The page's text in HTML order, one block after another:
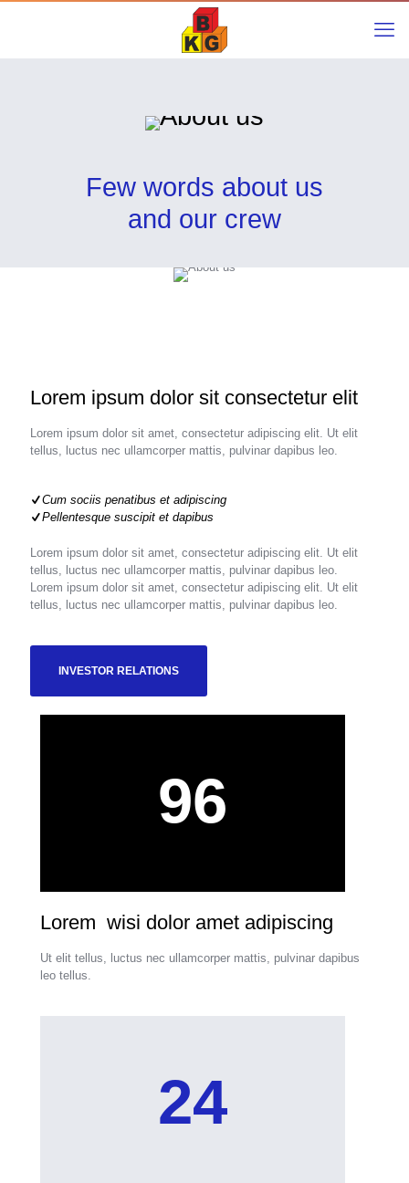
Few words about us
and our crew
Lorem ipsum dolor sit consectetur elit
Lorem ipsum dolor sit amet, consectetur adipiscing elit. Ut elit
tellus, luctus nec ullamcorper mattis, pulvinar dapibus leo.
Cum sociis penatibus et adipiscing
Pellentesque suscipit et dapibus
Lorem ipsum dolor sit amet, consectetur adipiscing elit. Ut elit
tellus, luctus nec ullamcorper mattis, pulvinar dapibus leo.
Lorem ipsum dolor sit amet, consectetur adipiscing elit. Ut elit
tellus, luctus nec ullamcorper mattis, pulvinar dapibus leo.
INVESTOR RELATIONS
96
Lorem wisi dolor amet adipiscing
Ut elit tellus, luctus nec ullamcorper mattis, pulvinar dapibus
leo tellus.
24